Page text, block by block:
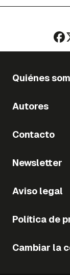
Quiénes
Autores
Contacto
Newsletter
Aviso legal
Política de
Cambiar la